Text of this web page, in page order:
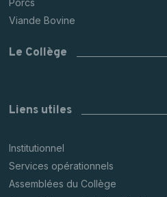
Porcs
Viande Bovine
Le Collège
Liens utiles
Institutionnel
Services opérationnels
Assemblées du Collège